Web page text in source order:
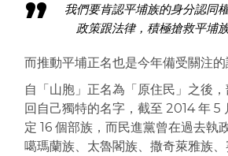
我們要肯認平埔族的身分認同
政策跟法律，積極搶救平埔
而推動平埔正名也是今年備受關注的
自「山胞」正名為「原住民」之後
回自己獨特的名字，截至 2014 年 5
定 16 個部族，而民進黨曾在過去執
噶瑪蘭族、太魯閣族、撒奇萊雅族